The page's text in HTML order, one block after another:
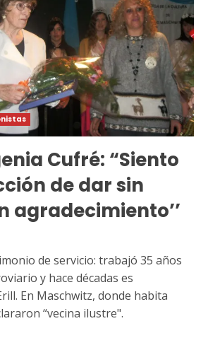
Cufré: “Siento
de dar sin
agradecimiento’’
de servicio: trabajó 35 años
y hace décadas es
En Maschwitz, donde habita
“vecina ilustre".